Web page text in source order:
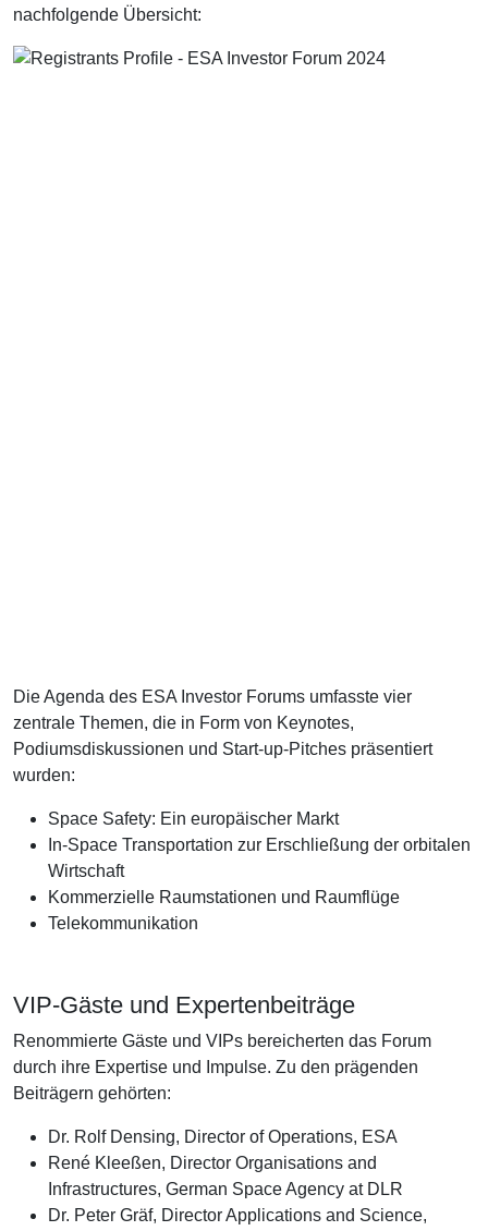
nachfolgende Übersicht:
Die Agenda des ESA Investor Forums umfasste vier
zentrale Themen, die in Form von Keynotes,
Podiumsdiskussionen und Start-up-Pitches präsentiert
wurden:
Space Safety: Ein europäischer Markt
In-Space Transportation zur Erschließung der orbitalen
Wirtschaft
Kommerzielle Raumstationen und Raumflüge
Telekommunikation
VIP-Gäste und Expertenbeiträge
Renommierte Gäste und VIPs bereicherten das Forum
durch ihre Expertise und Impulse. Zu den prägenden
Beiträgern gehörten:
Dr. Rolf Densing, Director of Operations, ESA
René Kleeßen, Director Organisations and
Infrastructures, German Space Agency at DLR
Dr. Peter Gräf, Director Applications and Science,